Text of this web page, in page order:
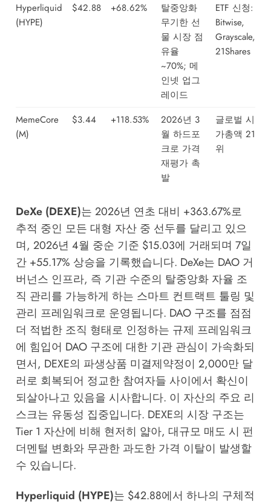
Hyperliquid
(HYPE)
$42.88 +68.62%
탈중앙화
무기한 선
물 시장 점
유율
~70%; 메
인넷 업그
레이드
ETF 신청:
Bitwise,
Grayscale,
21Shares
MemeCore
(M)
$3.44 +118.53%
2026년 3
월 하드포
크로 가격
재평가 촉
발
글로벌 시
가총액 21
위
DeXe (DEXE)는 2026년 연초 대비 +363.67%로
추적 중인 모든 대형 자산 중 선두를 달리고 있으
며, 2026년 4월 중순 기준 $15.03에 거래되며 7일
간 +55.17% 상승을 기록했습니다. DeXe는 DAO 거
버넌스 인프라, 즉 기관 수준의 탈중앙화 자율 조
직 관리를 가능하게 하는 스마트 컨트랙트 툴링 및
관리 프레임워크로 운영됩니다. DAO 구조를 점점
더 적법한 조직 형태로 인정하는 규제 프레임워크
에 힘입어 DAO 구조에 대한 기관 관심이 가속화되
면서, DEXE의 파생상품 미결제약정이 2,000만 달
러로 회복되어 정교한 참여자들 사이에서 확신이
되살아나고 있음을 시사합니다. 이 자산의 주요 리
스크는 유동성 집중입니다. DEXE의 시장 구조는
Tier 1 자산에 비해 현저히 얇아, 대규모 매도 시 펀
더멘털 변화와 무관한 과도한 가격 이탈이 발생할
수 있습니다.
Hyperliquid (HYPE)는 $42.88에서 하나의 구체적